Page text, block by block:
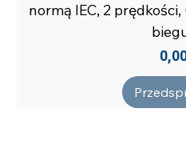
normą IEC, 2